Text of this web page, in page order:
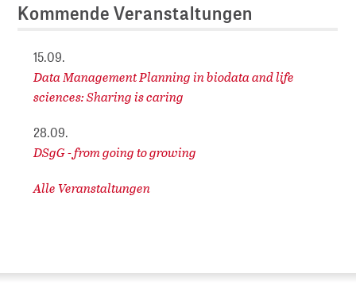
Kommende Veranstaltungen
15.09.
Data Management Planning in biodata and life
sciences: Sharing is caring
28.09.
DSgG - from going to growing
Alle Veranstaltungen